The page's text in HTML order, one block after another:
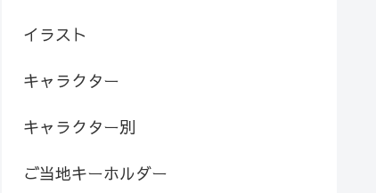
イラスト
キャラクター
キャラクター別
ご当地キーホルダー